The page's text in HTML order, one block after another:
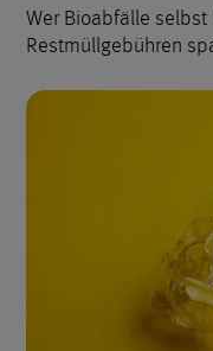
Wer Bioabfälle
Restmüllgebühren